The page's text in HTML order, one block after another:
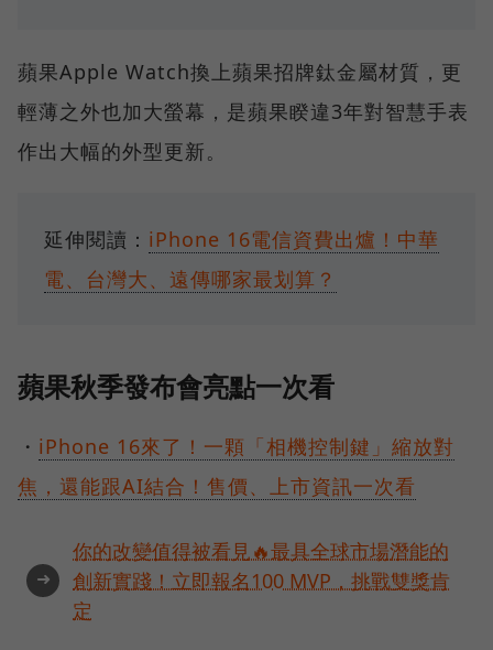
蘋果Apple Watch換上蘋果招牌鈦金屬材質，更
輕薄之外也加大螢幕，是蘋果睽違3年對智慧手表
作出大幅的外型更新。
延伸閱讀： iPhone 16電信資費出爐！中華
電、台灣大、遠傳哪家最划算？
蘋果秋季發布會亮點一次看
・ iPhone 16來了！一顆「相機控制鍵」縮放對
焦，還能跟AI結合！售價、上市資訊一次看
➜
你的改變值得被看見🔥最具全球市場潛能的
創新實踐！立即報名100 MVP，挑戰雙獎肯
定